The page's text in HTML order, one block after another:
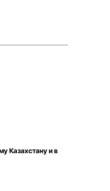
Казахстану и в